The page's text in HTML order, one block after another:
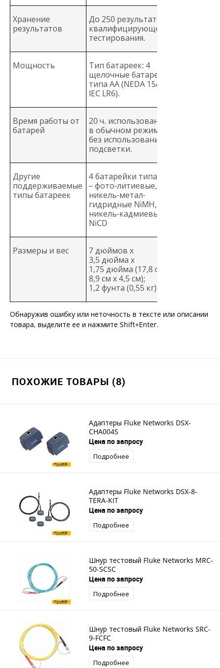
Хранение
результатов
До 250 результатов
квалифицирующего
тестирования.
Мощность
Тип батареек: 4
щелочные батарейки
типа AA (NEDA 15A,
IEC LR6).
Время работы от
батарей
20 ч. использования
в обычном режиме,
без использования
подсветки.
Другие
поддерживаемые
типы батареек
4 батарейки типа AA
– фото-литиевые,
никель-метал-
гидридные NiMH,
никель-кадмиевые
NiCD
Размеры и вес
7 дюймов x
3,5 дюйма x
1,75 дюйма (17,8 см x
8,9 см x 4,5 см);
1,2 фунта (0,55 кг)
Обнаружив ошибку или неточность в тексте или описании
товара, выделите ее и нажмите Shift+Enter.
ПОХОЖИЕ ТОВАРЫ (8)
Адаптеры Fluke Networks DSX-
CHA004S
Цена по запросу
Подробнее
Адаптеры Fluke Networks DSX-8-
TERA-KIT
Цена по запросу
Подробнее
Шнур тестовый Fluke Networks MRC-
50-SCSC
Цена по запросу
Подробнее
Шнур тестовый Fluke Networks SRC-
9-FCFC
Цена по запросу
Подробнее